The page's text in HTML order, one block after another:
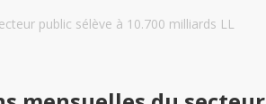
public sélève à 10.700 milliards LL